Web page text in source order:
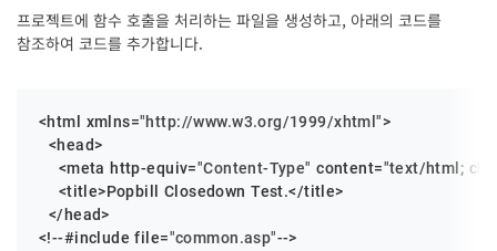
프로젝트에 함수 호출을 처리하는 파일을 생성하고, 아래의 코드를
참조하여 코드를 추가합니다.
<html xmlns="http://www.w3.org/1999/xhtml">
  <head>
    <meta http-equiv=
"Content-Type" content="text/html;
    <title>Popbill Closedown Test.</title>
  </head>
<!--#include file="common.asp"-->